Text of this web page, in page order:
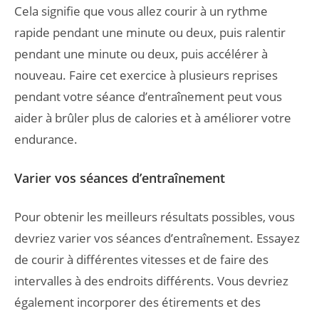
Cela signifie que vous allez courir à un rythme
rapide pendant une minute ou deux, puis ralentir
pendant une minute ou deux, puis accélérer à
nouveau. Faire cet exercice à plusieurs reprises
pendant votre séance d’entraînement peut vous
aider à brûler plus de calories et à améliorer votre
endurance.
Varier vos séances d’entraînement
Pour obtenir les meilleurs résultats possibles, vous
devriez varier vos séances d’entraînement. Essayez
de courir à différentes vitesses et de faire des
intervalles à des endroits différents. Vous devriez
également incorporer des étirements et des